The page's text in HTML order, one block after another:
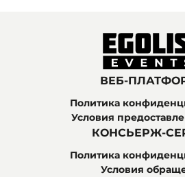
ВЕБ-
Политика
Условия
КОНСЬЕРЖ-
Политика
Условия